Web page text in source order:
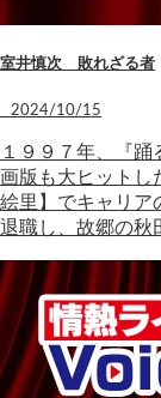
室井慎次 敗れざる者
2024/10/15
１９９７年、『
画版も大ヒットし
絵里】でキャリア
退職し、故郷の秋